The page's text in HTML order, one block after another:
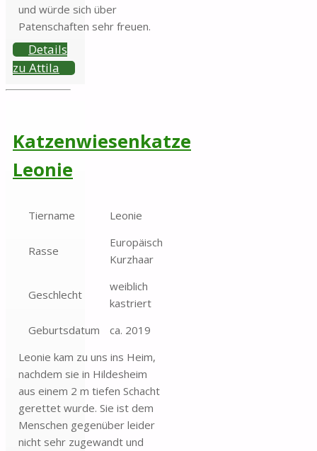
und würde sich über
Patenschaften sehr freuen.
Details
zu Attila
Katzenwiesenkatze
Leonie
Tiername Leonie
Rasse
Europäisch
Kurzhaar
Geschlecht
weiblich
kastriert
Geburtsdatum
ca. 2019
Leonie kam zu uns ins Heim,
nachdem sie in Hildesheim
aus einem 2 m tiefen Schacht
gerettet wurde. Sie ist dem
Menschen gegenüber leider
nicht sehr zugewandt und